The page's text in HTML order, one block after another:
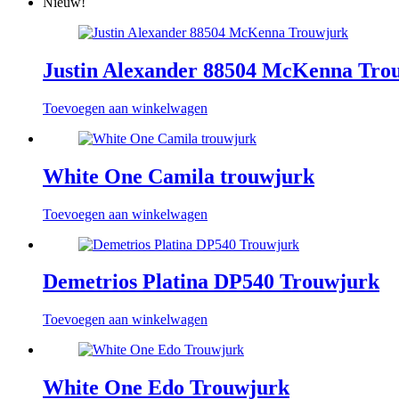
Justin Alexander 88504 McKenna
Toevoegen aan winkelwagen
White One Camila trouwjurk
Toevoegen aan winkelwagen
Demetrios Platina DP540 Trouwjurk
Toevoegen aan winkelwagen
White One Edo Trouwjurk